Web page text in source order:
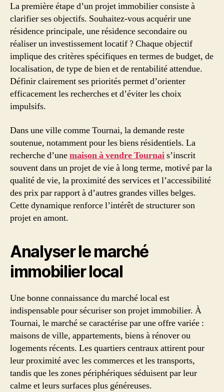
La première étape d’un projet immobilier consiste à
clarifier ses objectifs. Souhaitez-vous acquérir une
résidence principale, une résidence secondaire ou
réaliser un investissement locatif ? Chaque objectif
implique des critères spécifiques en termes de budget, de
localisation, de type de bien et de rentabilité attendue.
Définir clairement ses priorités permet d’orienter
efficacement les recherches et d’éviter les choix
impulsifs.
Dans une ville comme Tournai, la demande reste
soutenue, notamment pour les biens résidentiels. La
recherche d’unemaison à vendre Tournais’inscrit
souvent dans un projet de vie à long terme, motivé par la
qualité de vie, la proximité des services et l’accessibilité
des prix par rapport à d’autres grandes villes belges.
Cette dynamique renforce l’intérêt de structurer son
projet en amont.
Analyser le marché
immobilier local
Une bonne connaissance du marché local est
indispensable pour sécuriser son projet immobilier. À
Tournai, le marché se caractérise par une offre variée :
maisons de ville, appartements, biens à rénover ou
logements récents. Les quartiers centraux attirent pour
leur proximité avec les commerces et les transports,
tandis que les zones périphériques séduisent par leur
calme et leurs surfaces plus généreuses.